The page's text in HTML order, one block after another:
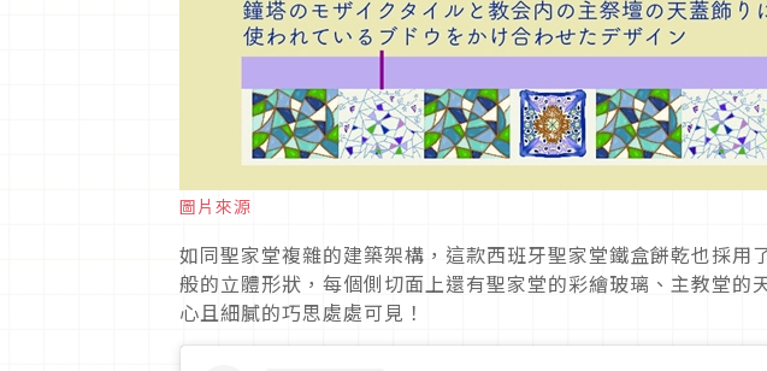
圖片來源
如同聖家堂複雜的建築架構，這款西班牙聖家堂鐵盒餅乾也採用
般的立體形狀，每個側切面上還有聖家堂的彩繪玻璃、主教堂的
心且細膩的巧思處處可見！